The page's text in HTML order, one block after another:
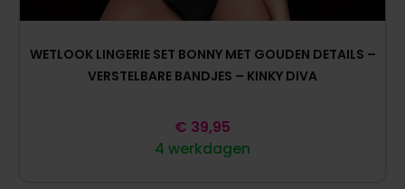
WETLOOK LINGERIE SET BONNY MET GOUDEN DETAILS –
VERSTELBARE BANDJES – KINKY DIVA
4 werkdagen
€ 39,95